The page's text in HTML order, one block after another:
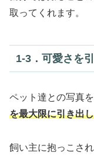
取ってくれます。
1‐3．可愛さを
ペット達との写真
を最大限に引き出
飼い主に抱っこさ